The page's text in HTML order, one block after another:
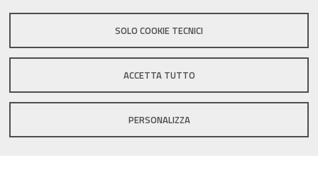
SOLO COOKIE TECNICI
ACCETTA TUTTO
PERSONALIZZA
Sito istituzionale Comune di Zola Predosa
DPO |Accessibilità